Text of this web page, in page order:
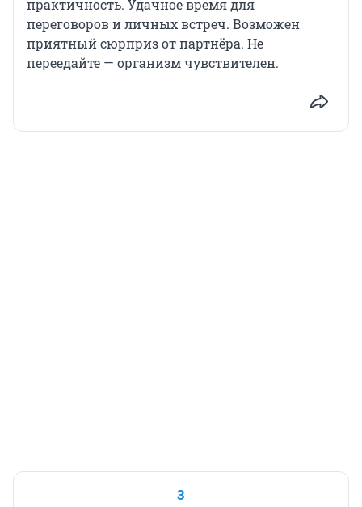
практичность. Удачное время для
переговоров и личных встреч. Возможен
приятный сюрприз от партнёра. Не
переедайте — организм чувствителен.
3